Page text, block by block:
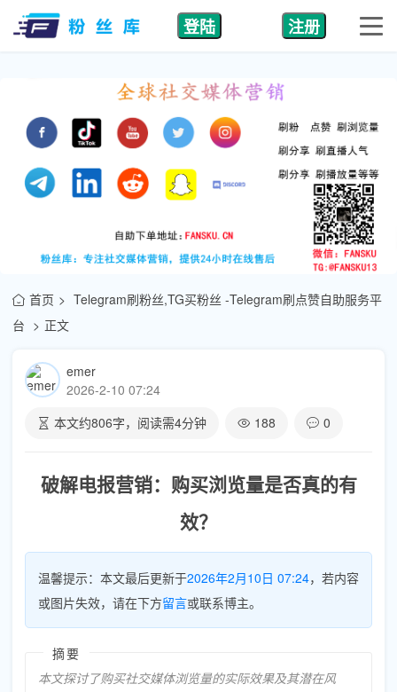
登陆 注册
首页
Telegram刷粉丝,TG买粉丝 -Telegram刷点赞自助服务平
台
正文
emer
2026-2-10 07:24
本文约806字，阅读需4分钟 188 0
破解电报营销：购买浏览量是否真的有
效？
温馨提示：本文最后更新于2026年2月10日 07:24，若内容
或图片失效，请在下方留言或联系博主。
摘要
本文探讨了购买社交媒体浏览量的实际效果及其潜在风